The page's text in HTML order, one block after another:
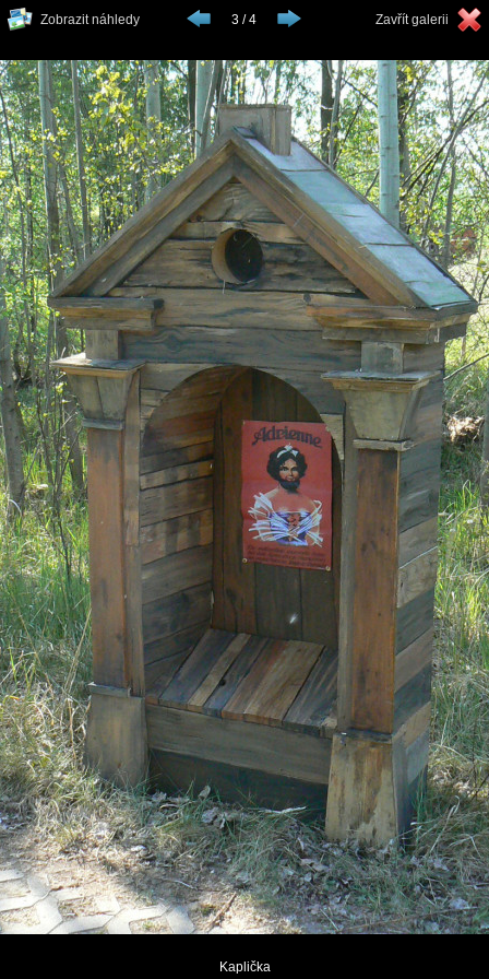
Zobrazit náhledy 3 / 4 Zavřít galerii
Kaplička